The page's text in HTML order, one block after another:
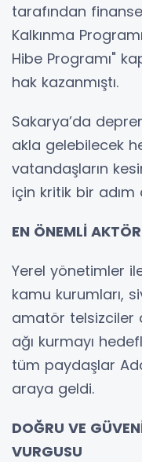
tarafından
Kalkınma
Hibe Programı"
hak kazanmıştı.
Sakarya’da
akla gelebilecek
vatandaşların
için kritik bir adım
EN ÖNEMLİ
Yerel yönetimler
kamu kurumları,
amatör telsizciler
ağı kurmayı
tüm paydaşlar
araya geldi.
DOĞRU VE
VURGUSU